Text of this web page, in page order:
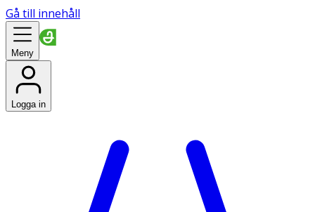
Gå till innehåll
Meny
Logga in